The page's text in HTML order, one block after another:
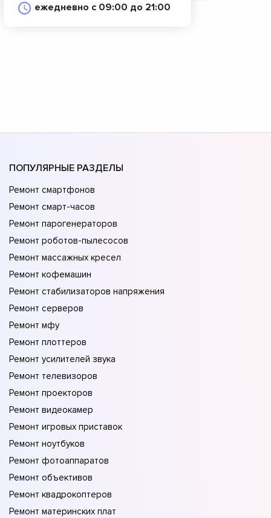
ежедневно с 09:00 до 21:00
ПОПУЛЯРНЫЕ РАЗДЕЛЫ
Ремонт смартфонов
Ремонт смарт-часов
Ремонт парогенераторов
Ремонт роботов-пылесосов
Ремонт массажных кресел
Ремонт кофемашин
Ремонт стабилизаторов напряжения
Ремонт серверов
Ремонт мфу
Ремонт плоттеров
Ремонт усилителей звука
Ремонт телевизоров
Ремонт проекторов
Ремонт видеокамер
Ремонт игровых приставок
Ремонт ноутбуков
Ремонт фотоаппаратов
Ремонт объективов
Ремонт квадрокоптеров
Ремонт материнских плат